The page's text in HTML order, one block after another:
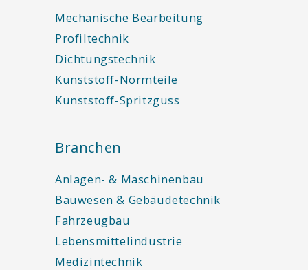
Mechanische Bearbeitung
Profiltechnik
Dichtungstechnik
Kunststoff-Normteile
Kunststoff-Spritzguss
Branchen
Anlagen- & Maschinenbau
Bauwesen & Gebäudetechnik
Fahrzeugbau
Lebensmittelindustrie
Medizintechnik